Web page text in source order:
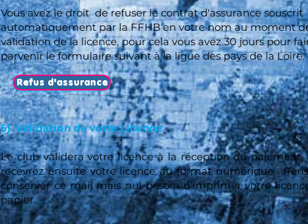
Vous avez le droit de refuser le contrat d'assurance souscrit
automatiquement par la FFHB en votre nom au moment
validation de la licence, pour cela vous avez 30 jours pour
parvenir le formulaire suivant à la ligue des pays de la Loire.
5) Validation de votre Licence
Le club validera votre licence à la réception du paiement,
recevrez ensuite votre licence au format numérique .
conserver ce mail mais nul besoin d'imprimer votre
papier.
Refus d'assurance